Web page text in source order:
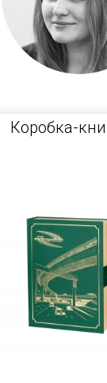
Коробка-